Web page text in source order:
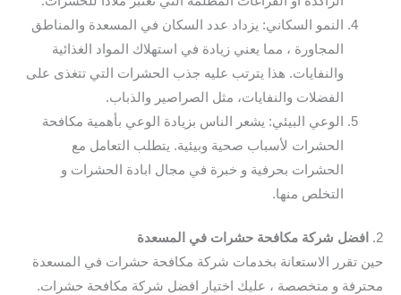
النمو السكاني: يزداد عدد السكان في المسعدة والمناطق
المجاورة ، مما يعني زيادة في استهلاك المواد الغذائية
والنفايات. هذا يترتب عليه جذب الحشرات التي تتغذى على
الفضلات والنفايات، مثل الصراصير والذباب.
الوعي البيئي: يشعر الناس بزيادة الوعي بأهمية مكافحة
الحشرات لأسباب صحية وبيئية. يتطلب التعامل مع
الحشرات بحرفية و خبرة في مجال ابادة الحشرات و
التخلص منها.
2.
افضل شركة مكافحة حشرات في المسعدة
حين تقرر الاستعانة بخدمات شركة مكافحة حشرات في المسعدة
محترفة و متخصصة ، عليك اختيار افضل شركة مكافحة حشرات.